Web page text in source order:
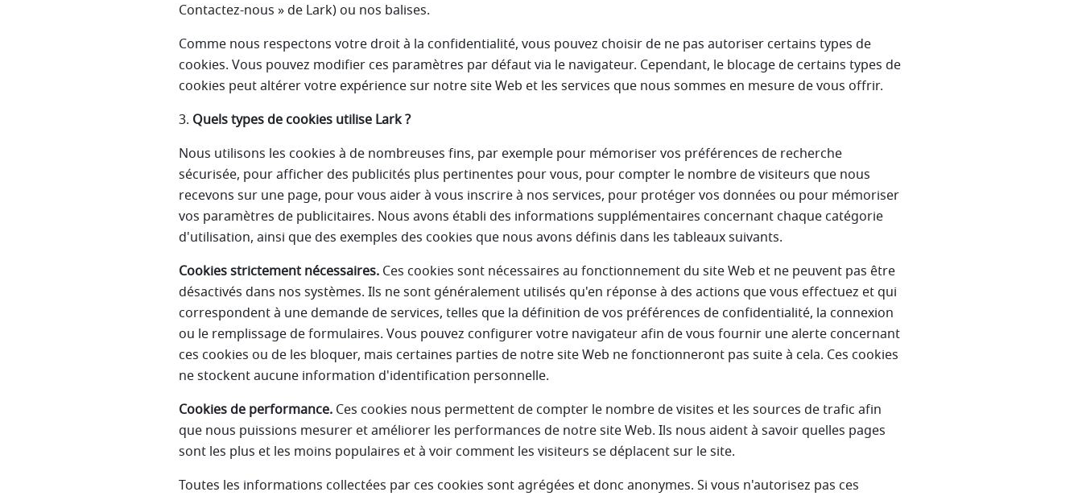
Contactez-nous » de Lark) ou nos balises.
Comme nous respectons votre droit à la confidentialité, vous pouvez choisir de ne pas autoriser certains types de
cookies. Vous pouvez modifier ces paramètres par défaut via le navigateur. Cependant, le blocage de certains types de
cookies peut altérer votre expérience sur notre site Web et les services que nous sommes en mesure de vous offrir.
3. Quels types de cookies utilise Lark ?
Nous utilisons les cookies à de nombreuses fins, par exemple pour mémoriser vos préférences de recherche
sécurisée, pour afficher des publicités plus pertinentes pour vous, pour compter le nombre de visiteurs que nous
recevons sur une page, pour vous aider à vous inscrire à nos services, pour protéger vos données ou pour mémoriser
vos paramètres de publicitaires. Nous avons établi des informations supplémentaires concernant chaque catégorie
d'utilisation, ainsi que des exemples des cookies que nous avons définis dans les tableaux suivants.
Cookies strictement nécessaires. Ces cookies sont nécessaires au fonctionnement du site Web et ne peuvent pas être
désactivés dans nos systèmes. Ils ne sont généralement utilisés qu'en réponse à des actions que vous effectuez et qui
correspondent à une demande de services, telles que la définition de vos préférences de confidentialité, la connexion
ou le remplissage de formulaires. Vous pouvez configurer votre navigateur afin de vous fournir une alerte concernant
ces cookies ou de les bloquer, mais certaines parties de notre site Web ne fonctionneront pas suite à cela. Ces cookies
ne stockent aucune information d'identification personnelle.
Cookies de performance. Ces cookies nous permettent de compter le nombre de visites et les sources de trafic afin
que nous puissions mesurer et améliorer les performances de notre site Web. Ils nous aident à savoir quelles pages
sont les plus et les moins populaires et à voir comment les visiteurs se déplacent sur le site.
Toutes les informations collectées par ces cookies sont agrégées et donc anonymes. Si vous n'autorisez pas ces